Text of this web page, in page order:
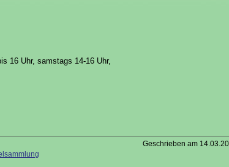
16 Uhr, samstags 14-16 Uhr,
Geschrieben am